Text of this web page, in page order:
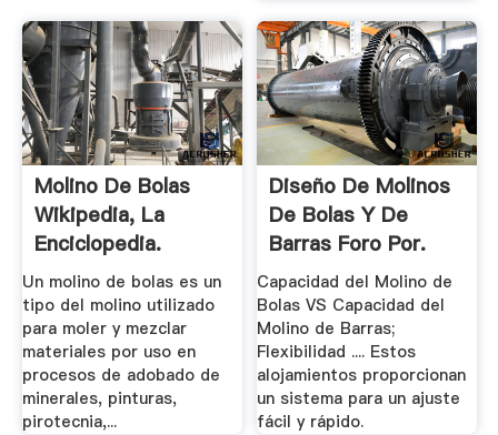
Molino De Bolas
Wikipedia, La
Enciclopedia.
Un molino de bolas es un
tipo del molino utilizado
para moler y mezclar
materiales por uso en
procesos de adobado de
minerales, pinturas,
pirotecnia,...
Diseño De Molinos
De Bolas Y De
Barras Foro Por.
Capacidad del Molino de
Bolas VS Capacidad del
Molino de Barras;
Flexibilidad .... Estos
alojamientos proporcionan
un sistema para un ajuste
fácil y rápido.